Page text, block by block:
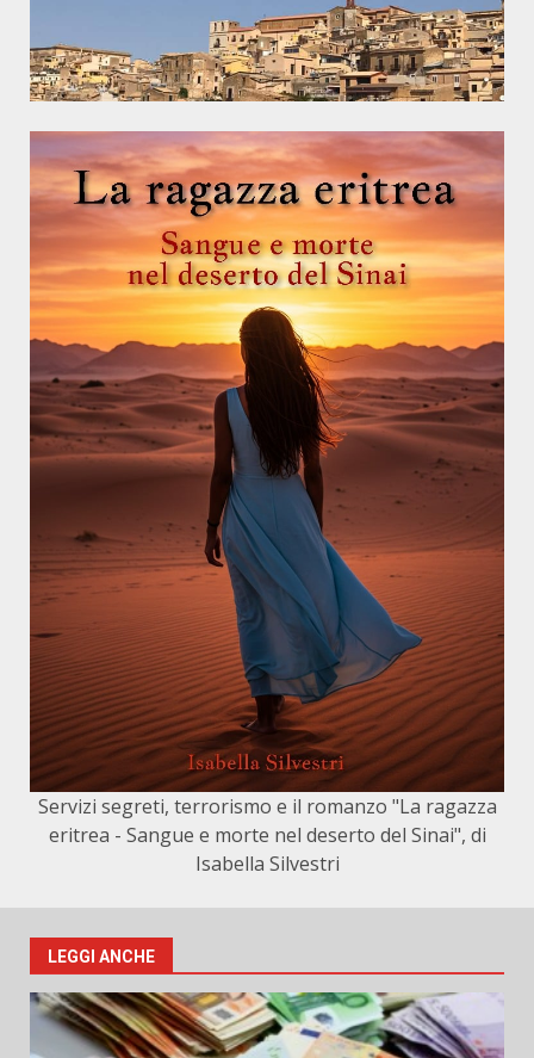
Servizi segreti, terrorismo e il romanzo "La ragazza
eritrea - Sangue e morte nel deserto del Sinai", di
Isabella Silvestri
LEGGI ANCHE